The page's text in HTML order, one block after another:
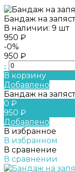
Бандаж на
В наличии: 9 шт
950 ₽
-0%
950 ₽
-
В корзину
Добавлено
Бандаж на
0 ₽
950 ₽
Добавлено
В избранное
В избранном
В сравнение
В сравнении